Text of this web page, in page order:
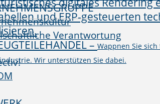
– Wappnen Sie
Wir unterstützen Sie dabei.
Verantwortung